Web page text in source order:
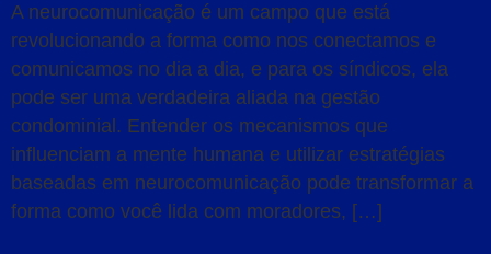
A neurocomunicação é um campo que está
revolucionando a forma como nos conectamos e
comunicamos no dia a dia, e para os síndicos, ela
pode ser uma verdadeira aliada na gestão
condominial. Entender os mecanismos que
influenciam a mente humana e utilizar estratégias
baseadas em neurocomunicação pode transformar a
forma como você lida com moradores, […]